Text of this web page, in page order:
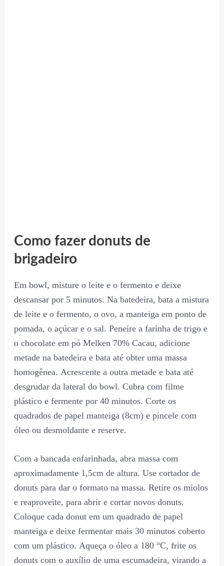
Como fazer donuts de
brigadeiro
Em bowl, misture o leite e o fermento e deixe
descansar por 5 minutos. Na batedeira, bata a mistura
de leite e o fermento, o ovo, a manteiga em ponto de
pomada, o açúcar e o sal. Peneire a farinha de trigo e
o chocolate em pó Melken 70% Cacau, adicione
metade na batedeira e bata até obter uma massa
homogênea. Acrescente a outra metade e bata até
desgrudar da lateral do bowl. Cubra com filme
plástico e fermente por 40 minutos. Corte os
quadrados de papel manteiga (8cm) e pincele com
óleo ou desmoldante e reserve.
Com a bancada enfarinhada, abra massa com
aproximadamente 1,5cm de altura. Use cortador de
donuts para dar o formato na massa. Retire os miolos
e reaproveite, para abrir e cortar novos donuts.
Coloque cada donut em um quadrado de papel
manteiga e deixe fermentar mais 30 minutos coberto
com um plástico. Aqueça o óleo a 180 °C, frite os
donuts com o auxílio de uma escumadeira, virando a